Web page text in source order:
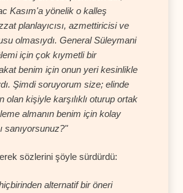
Kasım'a yönelik o kalleş
planlayıcısı, azmettiricisi ve
olmasıydı. General Süleymani
için çok kıymetli bir
benim için onun yeri kesinlikle
Şimdi soruyorum size; elinde
olan kişiyle karşılıklı oturup ortak
almanın benim için kolay
sanıyorsunuz?"
sözlerini şöyle sürdürdü:
alternatif bir öneri